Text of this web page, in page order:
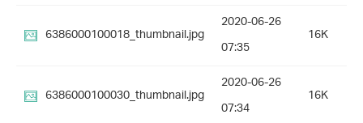
6386000100018_thumbnail.jpg
2020-06-26
07:35
16K
6386000100030_thumbnail.jpg
2020-06-26
07:34
16K